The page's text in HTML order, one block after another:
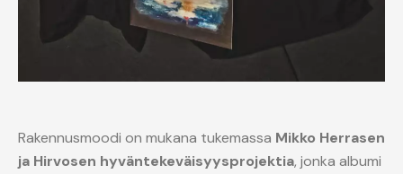
Rakennusmoodi on mukana tukemassa Mikko Herrasen
ja Hirvosen hyväntekeväisyysprojektia, jonka albumi